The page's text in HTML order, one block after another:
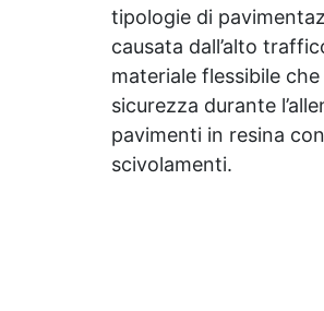
tipologie di
causata dall’alto
materiale flessibile
sicurezza durante
pavimenti in resina
scivolamenti.